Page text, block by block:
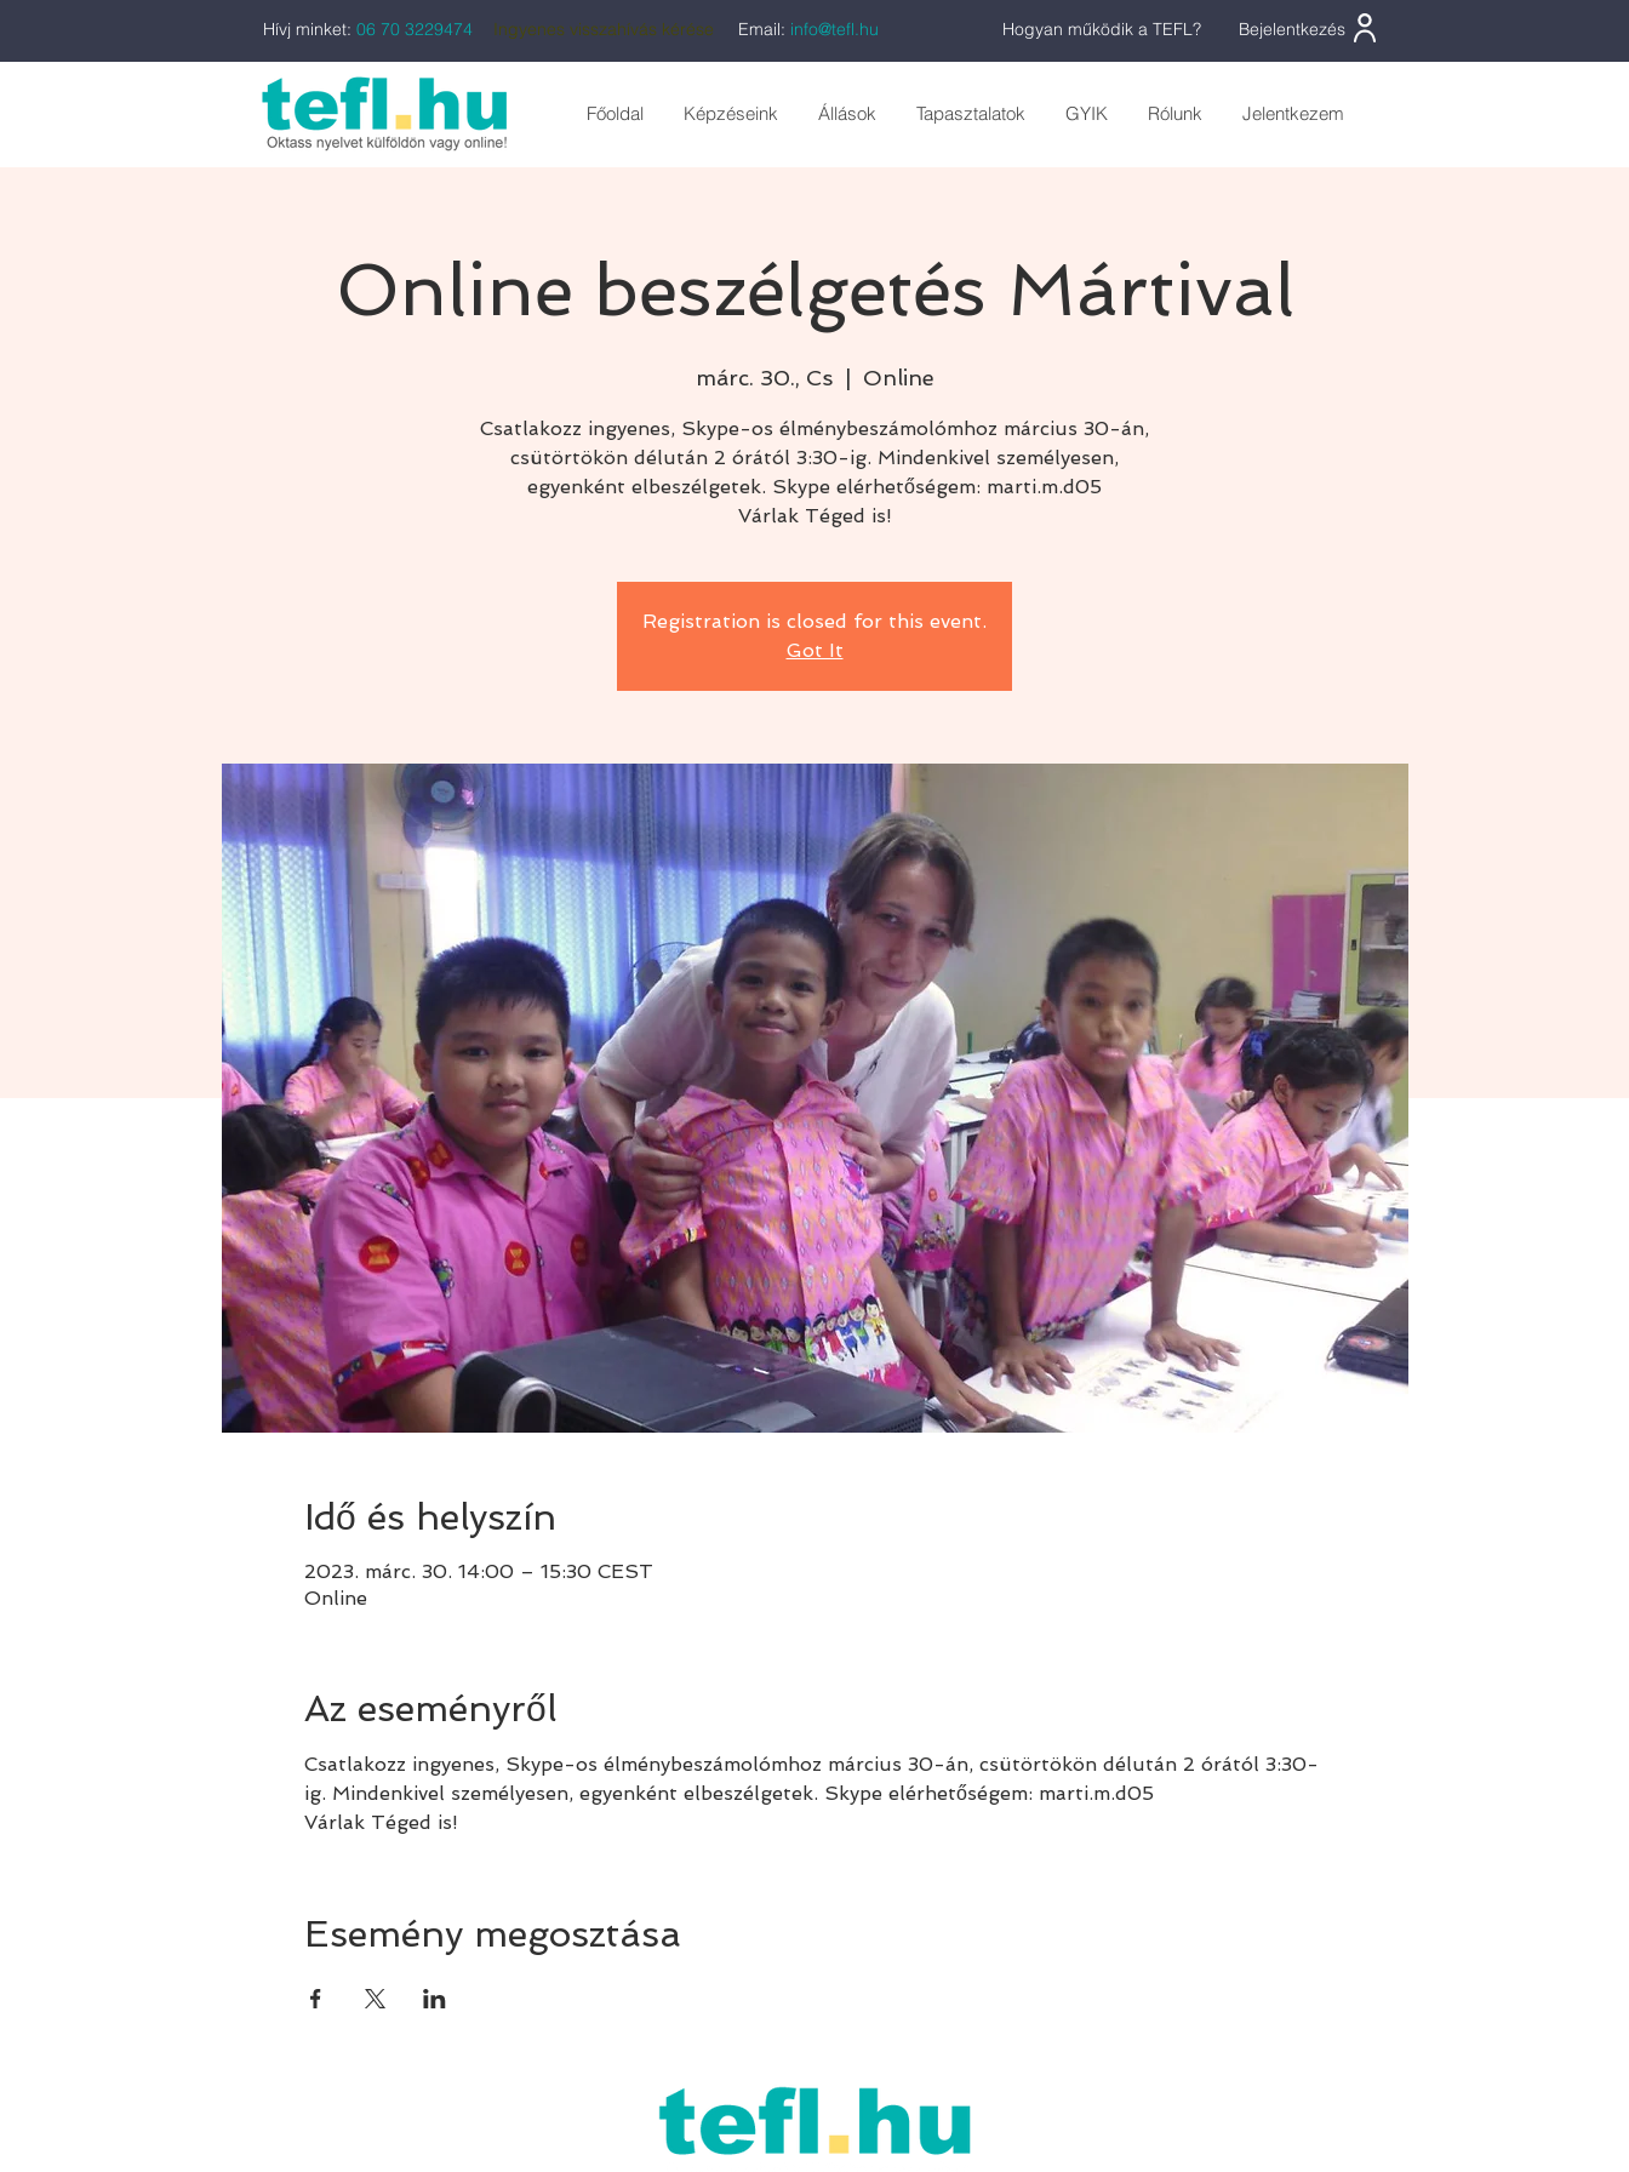
Hívj minket: 06 70 3229474 Ingyenes visszahívás kérése Email: info@tefl.hu Hogyan működik a TEFL? Bejelentkezés
Főoldal Képzéseink Állások Tapasztalatok GYIK Rólunk Jelentkezem
Online beszélgetés Mártival
márc. 30., Cs
  |
Online
Csatlakozz ingyenes, Skype-os élménybeszámolómhoz március 30-án,
csütörtökön délután 2 órától 3:30-ig. Mindenkivel személyesen,
egyenként elbeszélgetek. Skype elérhetőségem: marti.m.d05
Várlak Téged is!
Registration is closed for this event.
Got It
Idő és helyszín
2023. márc. 30. 14:00 – 15:30 CEST
Online
Az eseményről
Csatlakozz ingyenes, Skype-os élménybeszámolómhoz március 30-án, csütörtökön délután 2 órától 3:30-
ig. Mindenkivel személyesen, egyenként elbeszélgetek. Skype elérhetőségem: marti.m.d05
Várlak Téged is!
Esemény megosztása